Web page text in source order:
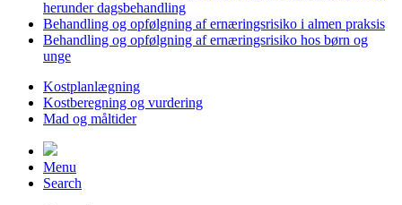
herunder dagsbehandling
Behandling og opfølgning af ernæringsrisiko i almen praksis
Behandling og opfølgning af ernæringsrisiko hos børn og
unge
Kostplanlægning
Kostberegning og vurdering
Mad og måltider
Menu
Search